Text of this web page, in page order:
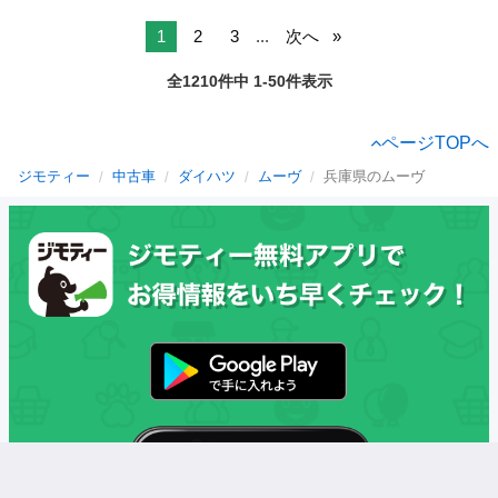
1 2 3 ... 次へ
全1210件中 1-50件表示
ページTOPへ
ジモティー 中古車 ダイハツ ムーヴ 兵庫県のムーヴ